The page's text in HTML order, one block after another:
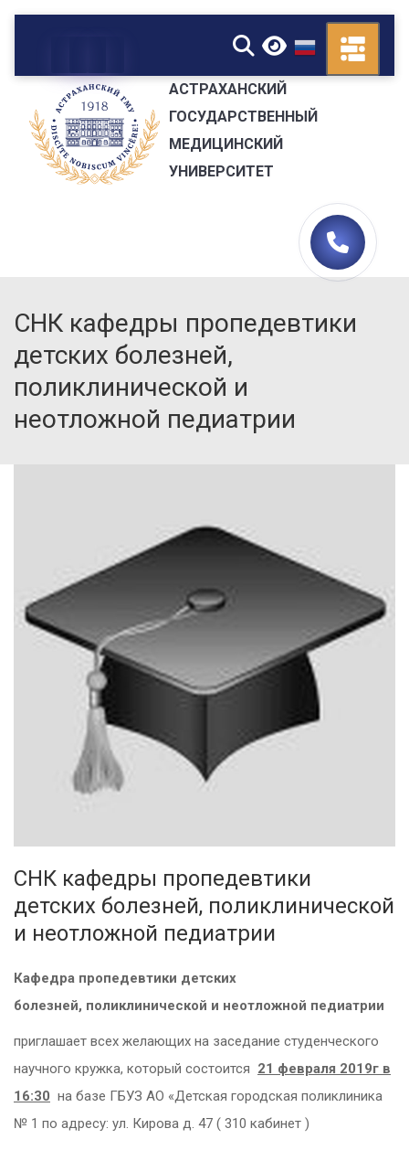
▼
АСТРАХАНСКИЙ
ГОСУДАРСТВЕННЫЙ
МЕДИЦИНСКИЙ
УНИВЕРСИТЕТ
СНК кафедры пропедевтики
детских болезней,
поликлинической и
неотложной педиатрии
СНК кафедры пропедевтики
детских болезней, поликлинической
и неотложной педиатрии
Кафедра пропедевтики детских
болезней, поликлинической и неотложной педиатрии
приглашает всех желающих на заседание студенческого
научного кружка, который состоится 21 февраля 2019г в
16:30 на базе ГБУЗ АО «Детская городская поликлиника
№ 1 по адресу: ул. Кирова д. 47 ( 310 кабинет )